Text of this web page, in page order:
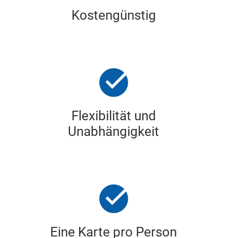
Kostengünstig
Flexibilität und
Unabhängigkeit
Eine Karte pro Person